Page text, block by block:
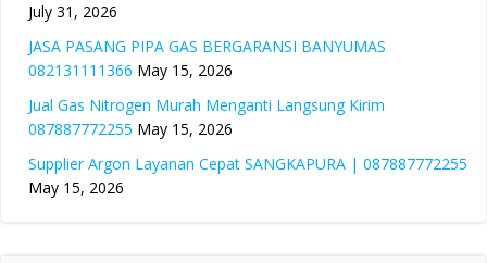
July 31, 2026
JASA PASANG PIPA GAS BERGARANSI BANYUMAS
082131111366 May 15, 2026
Jual Gas Nitrogen Murah Menganti Langsung Kirim
087887772255 May 15, 2026
Supplier Argon Layanan Cepat SANGKAPURA | 087887772255
May 15, 2026